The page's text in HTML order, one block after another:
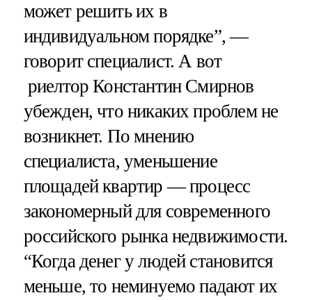
может решить их в
индивидуальном порядке”, —
говорит специалист. А вот
риелтор Константин Смирнов
убежден, что никаких проблем не
возникнет. По мнению
специалиста, уменьшение
площадей квартир — процесс
закономерный для современного
российского рынка недвижимости.
“Когда денег у людей становится
меньше, то неминуемо падают их